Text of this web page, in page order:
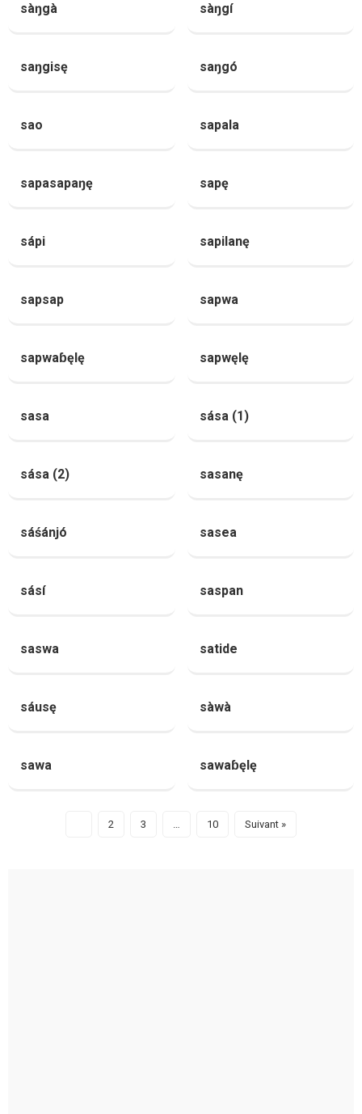
sàŋgà sàŋgí
saŋgisę saŋgó
sao sapala
sapasapaŋę sapę
sápi sapilanę
sapsap sapwa
sapwaɓęlę sapwęlę
sasa sása (1)
sása (2) sasanę
sáśánjó sasea
sásí saspan
saswa satide
sáusę sàwà
sawa sawaɓęlę
2 3 … 10 Suivant »